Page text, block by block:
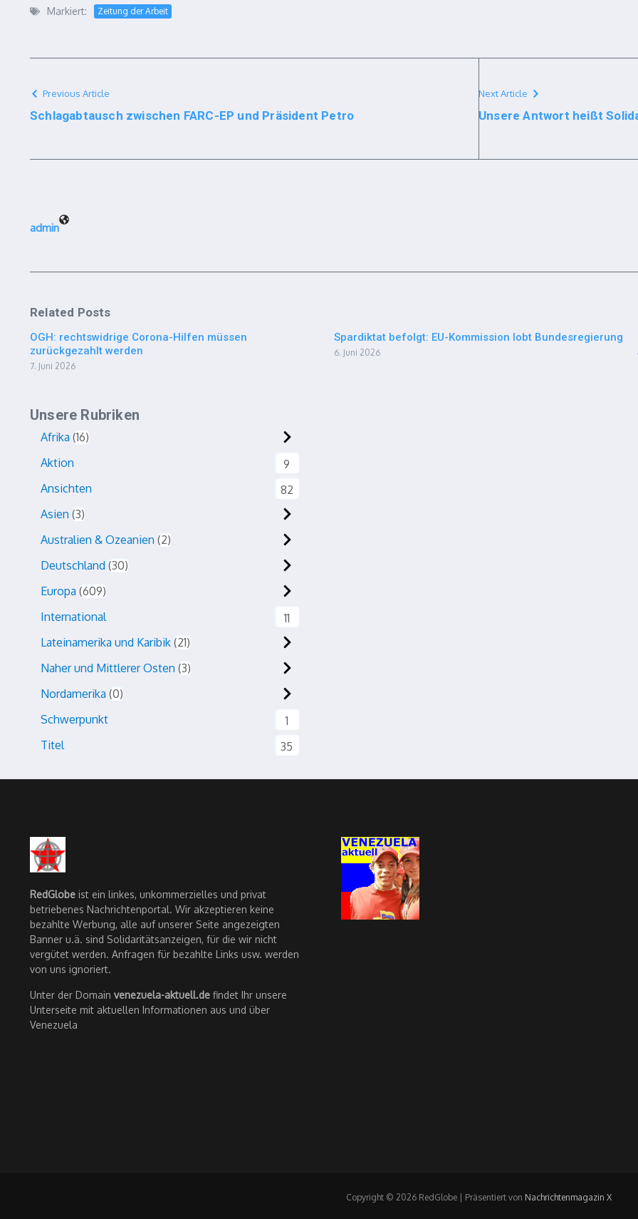
Markiert: Zeitung der Arbeit
Previous Article
Schlagabtausch zwischen FARC-EP und Präsident Petro
Next Article
Unsere Antwort heißt
admin
Related Posts
OGH: rechtswidrige Corona-Hilfen müssen
zurückgezahlt werden
7. Juni 2026
Spardiktat befolgt: EU-Kommission lobt Bundesregierung
6. Juni 2026
Unsere Rubriken
Afrika 16
Aktion
9
Ansichten
82
Asien 3
Australien & Ozeanien 2
Deutschland 30
Europa 609
International
11
Lateinamerika und Karibik 21
Naher und Mittlerer Osten 3
Nordamerika 0
Schwerpunkt
1
Titel
35
RedGlobe ist ein linkes, unkommerzielles und privat
betriebenes Nachrichtenportal. Wir akzeptieren keine
bezahlte Werbung, alle auf unserer Seite angezeigten
Banner u.ä. sind Solidaritätsanzeigen, für die wir nicht
vergütet werden. Anfragen für bezahlte Links usw. werden
von uns ignoriert.
Unter der Domain venezuela-aktuell.de findet Ihr unsere
Unterseite mit aktuellen Informationen aus und über
Venezuela
Copyright © 2026 RedGlobe | Präsentiert von Nachrichtenmagazin X